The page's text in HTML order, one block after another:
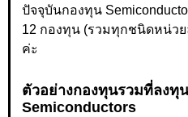
ปัจจุบันกองทุน
12 กองทุน (รวมทุกชนิดหน่ว
ค่ะ
ตัวอย่างกองทุนรวมที่ลงทุ
Semiconductors